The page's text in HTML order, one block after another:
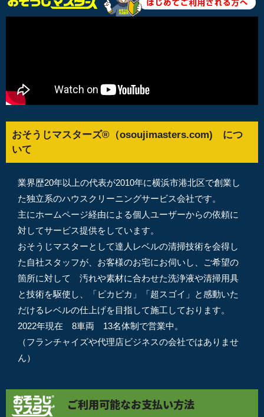
おそうじマスターズ®（osoujimasters.com) につ
いて
業界歴20年以上の代表が2010年に横浜市港北区で創業し
た独立系のハウスクリーニングサービス会社です。
主にホームページ経由による個人ユーザーからの依頼に
対してサービス提供をしています。
おそうじマスターとして達人レベルの清掃技術を会得し
た自社スタッフが、お客様のお宅にお伺いし、ご希望の
箇所に対して 汚れや素材に合わせた洗浄液や清掃用具
と技術を駆使し、「ピカピカ」「超スゴイ」と感動いた
だけるレベルの仕上げを目指して施工しております。
2022年現在 8車両 13名体制で営業中。
（フランチャイズや代理店ビジネスの会社ではありませ
ん）
ご利用可能なお支払い方法